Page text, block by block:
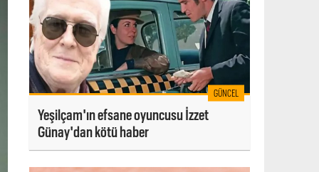
GÜNCEL
Yeşilçam'ın efsane oyuncusu İzzet
Günay'dan kötü haber